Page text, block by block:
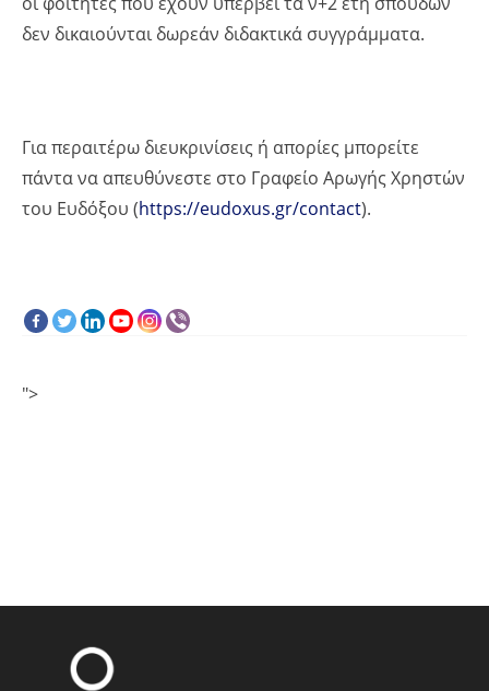
δεν δικαιούνται δωρεάν διδακτικά συγγράμματα.
Για περαιτέρω διευκρινίσεις ή απορίες μπορείτε
πάντα να απευθύνεστε στο Γραφείο Αρωγής Χρηστών
του Ευδόξου (https://eudoxus.gr/contact).
">